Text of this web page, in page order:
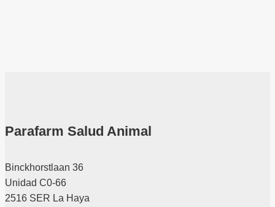
Parafarm Salud Animal
Binckhorstlaan 36
Unidad C0-66
2516 SER La Haya